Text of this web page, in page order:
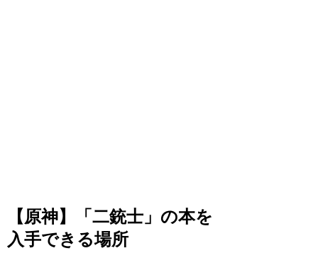
【原神】「二銃士」の本を
入手できる場所